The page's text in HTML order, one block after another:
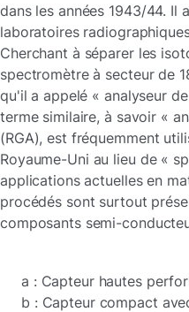
dans les années 1943/44. Il
laboratoires
Cherchant à séparer les
spectromètre à secteur de
qu'il a appelé « analyseur
terme similaire, à savoir «
(RGA), est fréquemment
Royaume-Uni au lieu de «
applications actuelles en
procédés sont surtout
composants semi-
a : Capteur hautes
b : Capteur compact